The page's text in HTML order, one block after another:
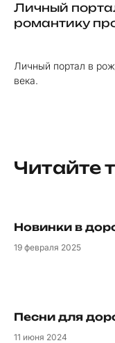
Личный
романтику
Личный портал в
века.
Читайте
Новинки в
19 февраля 2025
Песни для
11 июня 2024